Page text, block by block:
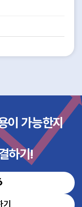
이 가능한지
하기!